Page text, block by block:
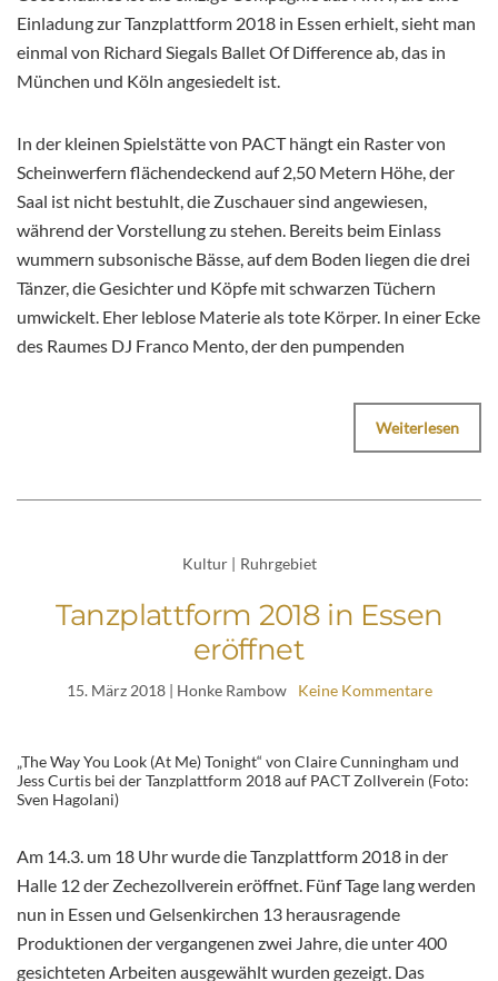
Einladung zur Tanzplattform 2018 in Essen erhielt, sieht man
einmal von Richard Siegals Ballet Of Difference ab, das in
München und Köln angesiedelt ist.
In der kleinen Spielstätte von PACT hängt ein Raster von
Scheinwerfern flächendeckend auf 2,50 Metern Höhe, der
Saal ist nicht bestuhlt, die Zuschauer sind angewiesen,
während der Vorstellung zu stehen. Bereits beim Einlass
wummern subsonische Bässe, auf dem Boden liegen die drei
Tänzer, die Gesichter und Köpfe mit schwarzen Tüchern
umwickelt. Eher leblose Materie als tote Körper. In einer Ecke
des Raumes DJ Franco Mento, der den pumpenden
Weiterlesen
Kultur | Ruhrgebiet
Tanzplattform 2018 in Essen
eröffnet
15. März 2018| Honke Rambow Keine Kommentare
„The Way You Look (At Me) Tonight“ von Claire Cunningham und
Jess Curtis bei der Tanzplattform 2018 auf PACT Zollverein (Foto:
Sven Hagolani)
Am 14.3. um 18 Uhr wurde die Tanzplattform 2018 in der
Halle 12 der Zechezollverein eröffnet. Fünf Tage lang werden
nun in Essen und Gelsenkirchen 13 herausragende
Produktionen der vergangenen zwei Jahre, die unter 400
gesichteten Arbeiten ausgewählt wurden gezeigt. Das